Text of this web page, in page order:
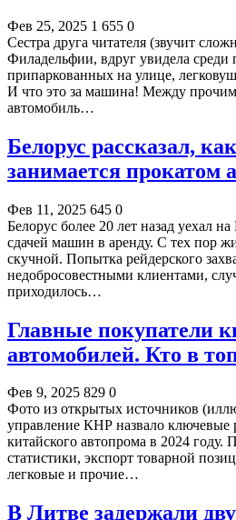
Фев 25, 2025 1 655 0
Сестра друга читателя (звучит
Филадельфии, вдруг увидела
припаркованных на улице,
И что это за машина! Между
автомобиль…
Белорус рассказал,
занимается прокатом
Фев 11, 2025 645 0
Белорус более 20 лет назад уехал
сдачей машин в аренду. С тех пор
скучной. Попытка рейдерского
недобросовестными клиентами,
приходилось…
Главные покупатели
автомобилей. Кто в
Фев 9, 2025 829 0
Фото из открытых источников
управление КНР назвало ключевые
китайского автопрома в 2024 году.
статистики, экспорт товарной
легковые и прочие…
В Литве задержали